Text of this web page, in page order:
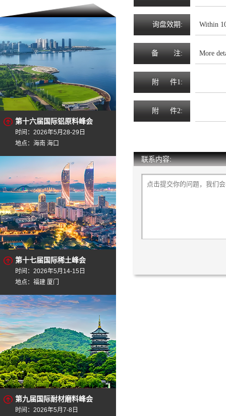
第十六届国际铝原料峰会
时间：2026年5月28-29日
地点：海南 海口
第十七届国际稀土峰会
时间：2026年5月14-15日
地点：福建 厦门
第九届国际耐材磨料峰会
时间：2026年5月7-8日
询盘效期 : Within
备 注: More
附 件1:
附 件2:
联系内容: